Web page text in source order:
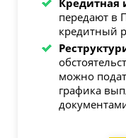
Кредитная
передают в
кредитный
можно
графика